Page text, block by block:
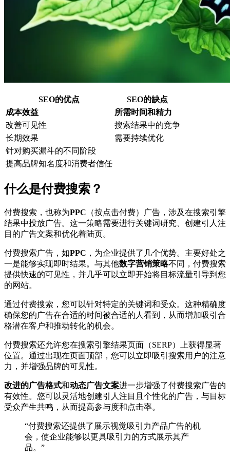
SEO的优点
SEO的缺点
成本效益
所需时间和精力
改善可见性
搜索结果中的竞争
长期效果
需要持续优化
针对购买漏斗的不同阶段
提高品牌知名度和消费者信任
什么是付费搜索？
付费搜索，也称为PPC （按点击付费）广告，涉及在搜索引擎
结果中投放广告。这一策略需要进行关键词研究、创建引人注
目的广告文案和优化着陆页。
付费搜索广告，如PPC ，为企业提供了几个优势。主要好处之
一是能够实现即时结果。与其他数字营销策略不同，付费搜索
提供快速的可见性，并几乎可以立即开始将目标流量引导到您
的网站。
通过付费搜索，您可以针对特定的关键词和受众。这种精确度
确保您的广告在合适的时间被合适的人看到，从而增加吸引合
格潜在客户和推动转化的机会。
付费搜索还允许您在搜索引擎结果页面（SERP）上获得显著
位置。通过出现在页面顶部，您可以立即吸引搜索用户的注意
力，并增强品牌的可见性。
改进的广告格式和动态广告文案进一步增强了付费搜索广告的
有效性。您可以灵活地创建引人注目且个性化的广告，与目标
受众产生共鸣，从而提高参与度和点击率。
“付费搜索还提供了展示视觉吸引力产品广告的机
会，使企业能够以更具吸引力的方式展示其产
品。”